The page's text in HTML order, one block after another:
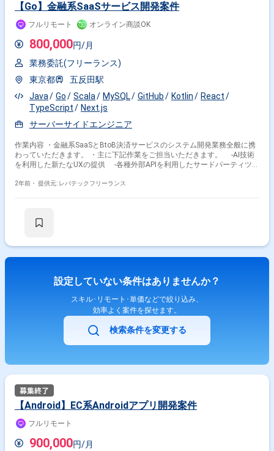
【Go】金融系SaaSサービス開発案件
フルリモート オンライン商談OK
800,000円/月
業務委託(フリーランス)
東京都
五反田駅
Java
Go Scala MySQL GitHub Kotlin
React
TypeScript
Next.js
サーバーサイドエンジニア
作業内容 ・金融系SaaSとBtoB決済サービスのシステム開発業務全般に携
わっていただきます。 ・主に下記作業をご担当いただきます。 -AI技術
を利用した新たなUXの提供 -各種外部APIを利用したサードパーティツー
化 -開発基盤の整備や技術課題の解消
2年前・ 提供元: レバテックフリーランス
設定していない条件はありませんか？
スキル･リモート･単価などで絞り込み、
効率よく案件を探せます。
検索条件を変更する
【Android】EC系Androidアプリ開発案件
フルリモート
900,000円/月